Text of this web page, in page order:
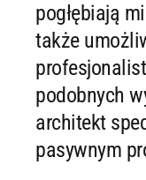
pogłębiają
także
podobnych
architekt
pasywnym